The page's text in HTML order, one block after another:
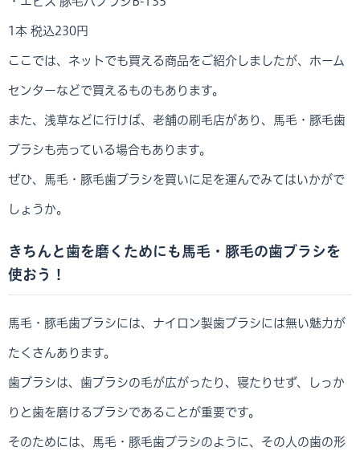
1本 税込230円
ここでは、ネットでも買える商品をご紹介しましたが、ホーム
センターなどで買えるものもあります。
また、浅草などに行けば、老舗の刷毛店があり、馬毛・豚毛歯
ブラシも売っている場合もあります。
ぜひ、馬毛・豚毛歯ブラシを買いに足を運んでみてはいかがで
しょうか。
きちんと歯を磨くためにも馬毛・豚毛の歯ブラシを
使おう！
馬毛・豚毛歯ブラシには、ナイロン製歯ブラシには無い魅力が
たくさんあります。
歯ブラシは、歯ブラシの毛が広がったり、寝たりせず、しっか
りと歯を磨けるブラシであることが重要です。
そのためには、馬毛・豚毛歯ブラシのように、その人の歯の形